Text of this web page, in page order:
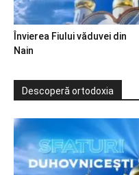
Învierea Fiului văduvei din
Nain
Descoperă ortodoxia